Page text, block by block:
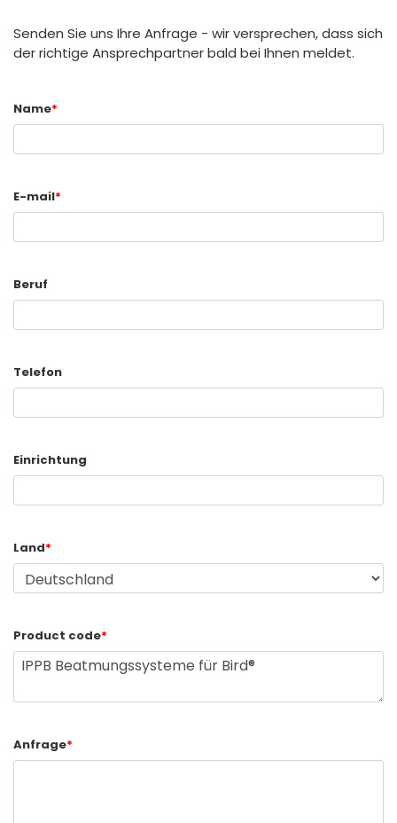
Senden Sie uns Ihre Anfrage - wir versprechen, dass sich
der richtige Ansprechpartner bald bei Ihnen meldet.
Name*
E-mail*
Beruf
Telefon
Einrichtung
Land*
Product code*
Anfrage*